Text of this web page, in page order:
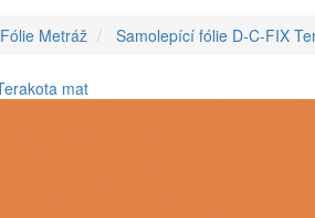
Fólie Metráž Samolepící fólie D-C-FIX